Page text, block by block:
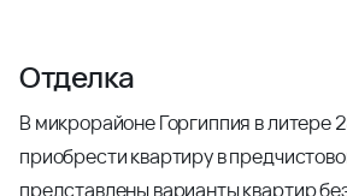
Отделка
В микрорайоне Горгиппия в литере
приобрести квартиру в
представлены варианты квартир